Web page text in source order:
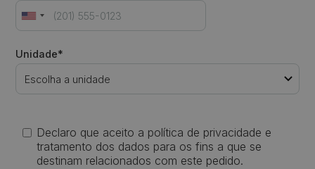
Unidade*
Declaro que aceito a política de privacidade e
tratamento dos dados para os fins a que se
destinam relacionados com este pedido.